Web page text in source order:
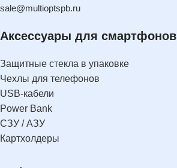
sale@multioptspb.ru
Аксессуары для смартфонов
Защитные стекла в упаковке
Чехлы для телефонов
USB-кабели
Power Bank
СЗУ / АЗУ
Картхолдеры